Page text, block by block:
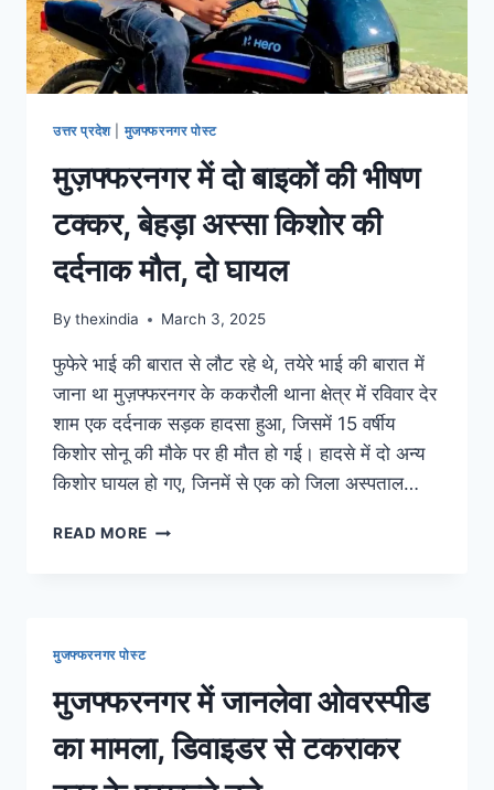
उत्तर प्रदेश| मुजफ्फरनगर पोस्ट
मुज़फ्फरनगर में दो बाइकों की भीषण
टक्कर, बेहड़ा अस्सा किशोर की
दर्दनाक मौत, दो घायल
By thexindia March 3, 2025
फुफेरे भाई की बारात से लौट रहे थे, तयेरे भाई की बारात में
जाना था मुज़फ्फरनगर के ककरौली थाना क्षेत्र में रविवार देर
शाम एक दर्दनाक सड़क हादसा हुआ, जिसमें 15 वर्षीय
किशोर सोनू की मौके पर ही मौत हो गई। हादसे में दो अन्य
किशोर घायल हो गए, जिनमें से एक को जिला अस्पताल…
READ MORE
मुजफ्फरनगर पोस्ट
मुजफ्फरनगर में जानलेवा ओवरस्पीड
का मामला, डिवाइडर से टकराकर